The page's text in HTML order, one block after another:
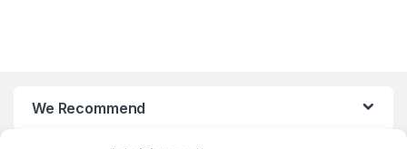
We Recommend